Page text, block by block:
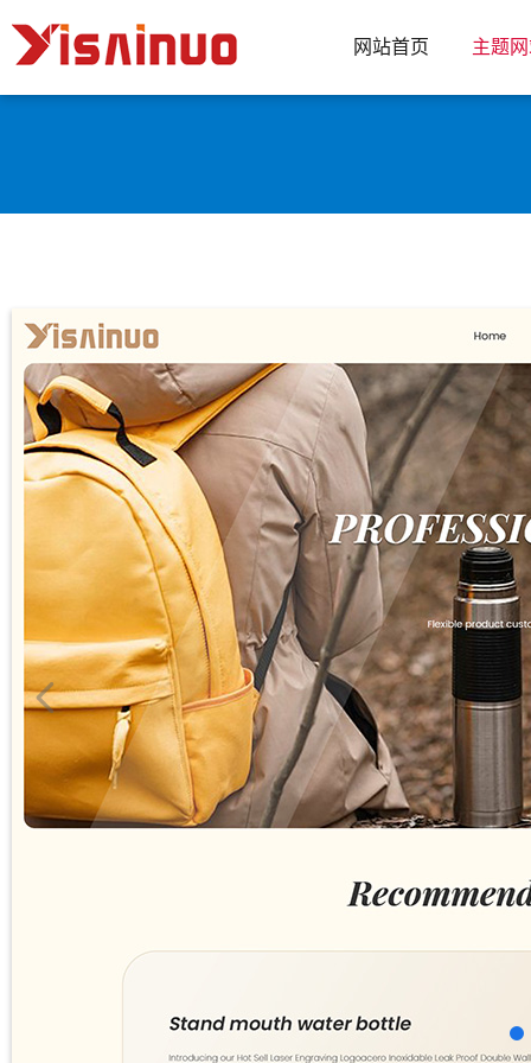
网站首页 主题